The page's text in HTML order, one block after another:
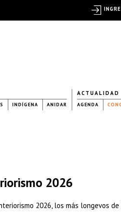
INDÍGENA ANIDAR
ACTUALIDAD
AGENDA
2026
2026, los más longevos